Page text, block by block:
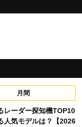
月間
レーダー探知機TOP10
人気モデルは？【2026